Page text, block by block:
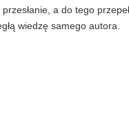
a do tego
wiedzę samego autora.